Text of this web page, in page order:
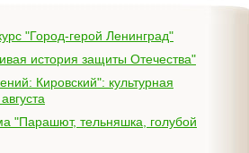
"Город-герой Ленинград"
история защиты Отечества"